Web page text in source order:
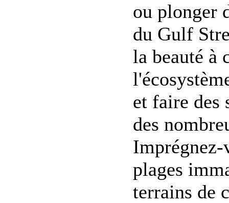
ou plonger
du Gulf
la beauté à
et faire des
des
Imprégnez-
plages
terrains de